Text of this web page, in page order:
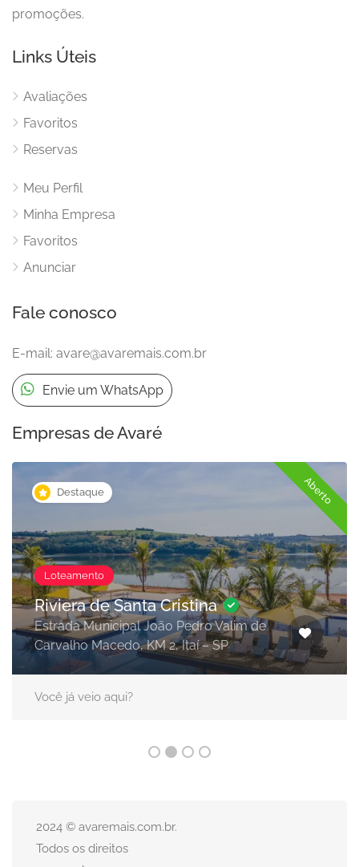
promoções.
Links Úteis
Avaliações
Favoritos
Reservas
Meu Perfil
Minha Empresa
Favoritos
Anunciar
Fale conosco
E-mail: avare@avaremais.com.br
Envie um WhatsApp
Empresas de Avaré
Destaque Aberto
Loteamento
Riviera de Santa Cristina
Estrada Municipal João Pedro Valim de
Carvalho Macedo, KM 2, Itaí – SP
Você já veio aqui?
2024 © avaremais.com.br.
Todos os direitos